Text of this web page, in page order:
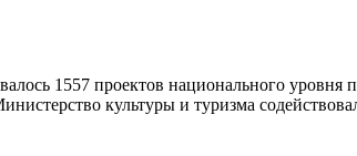
1557 проектов национального
культуры и туризма